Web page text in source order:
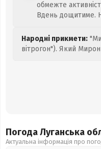
обмежте
Вдень дощитиме.
Народні прикмети:
вітрогон"). Який Мирон
Погода Луганська
Актуальна інформація про